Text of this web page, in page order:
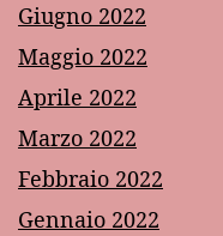
Giugno 2022
Maggio 2022
Aprile 2022
Marzo 2022
Febbraio 2022
Gennaio 2022